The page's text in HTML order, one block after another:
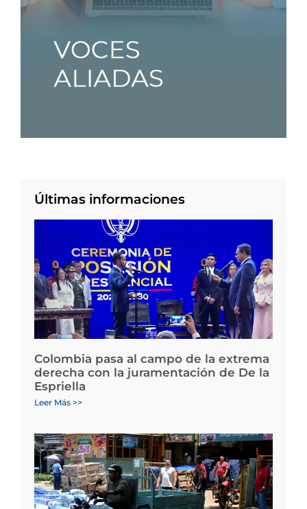
Últimas informaciones
Colombia pasa al campo de la extrema
derecha con la juramentación de De la
Espriella
Leer Más >>